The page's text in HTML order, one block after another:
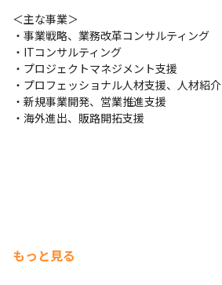
＜主な事業＞
・事業戦略、業務改革コンサルティング
・ITコンサルティング
・プロジェクトマネジメント支援
・プロフェッショナル人材支援、人材紹介
・新規事業開発、営業推進支援
・海外進出、販路開拓支援
もっと見る